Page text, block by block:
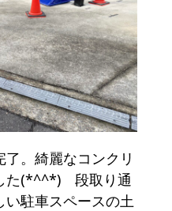
。綺麗なコンクリ
た(*^^*) 段取り通
い駐車スペースの土